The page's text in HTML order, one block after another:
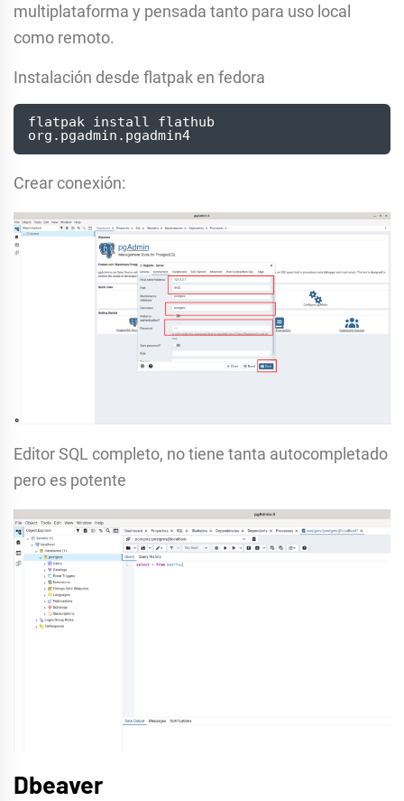
multiplataforma y pensada tanto para uso local
como remoto.
Instalación desde flatpak en fedora
flatpak install flathub
Crear conexión:
Editor SQL completo, no tiene tanta autocompletado
pero es potente
Dbeaver